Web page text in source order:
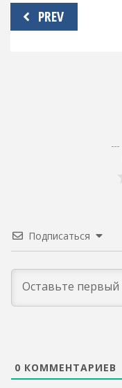
Навигация
по
PREV
Подписаться
0 КОММЕНТАРИЕВ